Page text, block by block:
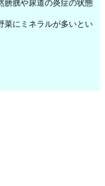
膀胱や尿道の炎症の状態
菜にミネラルが多いとい